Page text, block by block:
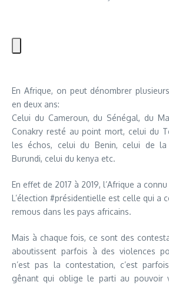
En Afrique, on peut dénombrer
en deux ans:
Celui du Cameroun, du Sénégal, du
Conakry resté au point mort, celui du
les échos, celui du Benin, celui de
Burundi, celui du kenya etc.
En effet de 2017 à 2019, l’Afrique a
L’élection #présidentielle est celle qui a
remous dans les pays africains.
Mais à chaque fois, ce sont des
aboutissent parfois à des violences
n’est pas la contestation, c’est
gênant qui oblige le parti au pouvoir